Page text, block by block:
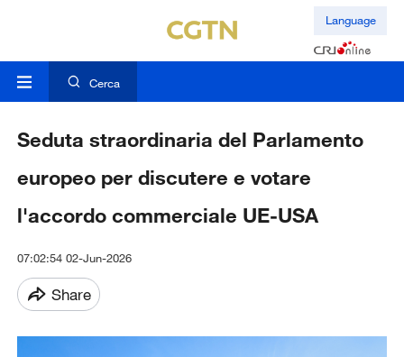
Language
Cerca
Seduta straordinaria del Parlamento
europeo per discutere e votare
l'accordo commerciale UE-USA
07:02:54 02-Jun-2026
Share